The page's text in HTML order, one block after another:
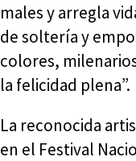
males y arregla
de soltería y
colores,
la felicidad plena”.
La reconocida
en el Festival